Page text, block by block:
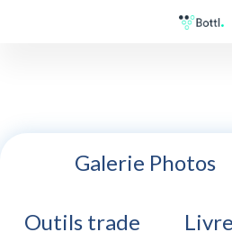
Galerie Photos
Outils trade